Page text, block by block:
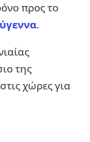
προς το
.
της
χώρες για